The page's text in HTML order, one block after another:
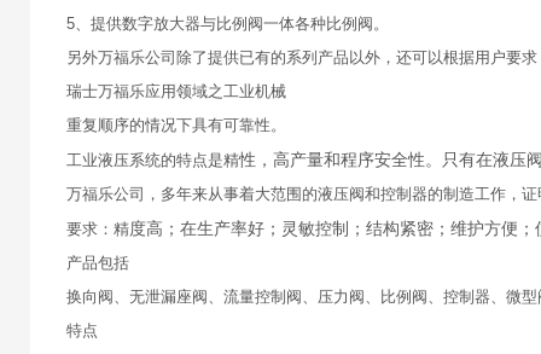
5、提供数字放大器与比例阀一体各种比例阀。
另外万福乐公司除了提供已有的系列产品以外，还可以根据用户要
瑞士万福乐应用领域之工业机械
重复顺序的情况下具有可靠性。
工业液压系统的特点是精性，高产量和程序安全性。只有在液压
万福乐公司，多年来从事着大范围的液压阀和控制器的制造工作，
要求：精度高；在生产率好；灵敏控制；结构紧密；维护方便；
产品包括
换向阀、无泄漏座阀、流量控制阀、压力阀、比例阀、控制器、微
特点